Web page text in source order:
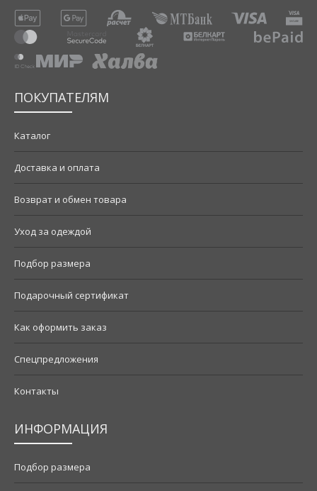
ПОКУПАТЕЛЯМ
Каталог
Доставка и оплата
Возврат и обмен товара
Уход за одеждой
Подбор размера
Подарочный сертификат
Как оформить заказ
Спецпредложения
Контакты
ИНФОРМАЦИЯ
Подбор размера